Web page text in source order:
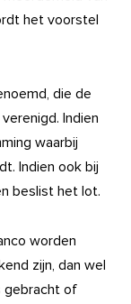
het voorstel
die de
Indien
waarbij
Indien ook bij
beslist het lot.
worden
zijn, dan wel
gebracht of